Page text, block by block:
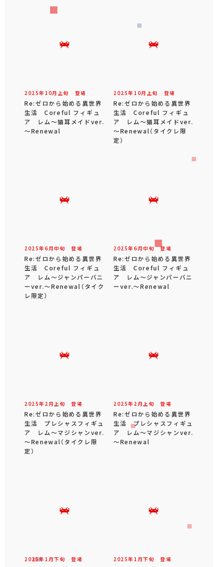
2025年 10月 上旬 登場
Re:ゼロから始める異世界
生活 Coreful フィギュ
ア レム～猫耳メイドver.
～Renewal
2025年 10月 上旬 登場
Re:ゼロから始める異世界
生活 Coreful フィギュ
ア レム～猫耳メイドver.
～Renewal（タイクレ限
定）
2025年6 月中旬 登場
Re:ゼロから始める異世界
生活 Coreful フィギュ
ア レム～ジャンパーバニ
ーver.～Renewal（タイク
レ限定）
2025年6 月中旬登場
Re:ゼロから始める異世界
生活 Coreful フィギュ
ア レム～ジャンパーバニ
ーver.～Renewal
2025年 2 月 上旬 登場
Re:ゼロから始める異世界
生活 プレシャスフィギュ
ア レム～マジシャンver.
～Renewal（タイクレ限
定）
2025年 2 月 上旬 登場
Re:ゼロから始める異世界
生活 プレシャスフィギュ
ア レム～マジシャンver.
～Renewal
2025年 1 月下旬 登場 2025年 1 月下旬 登場